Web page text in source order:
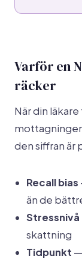
Varför en
räcker
När din
den siffran är
Recall bias
än de
Stressnivå
skattning
Tidpunkt